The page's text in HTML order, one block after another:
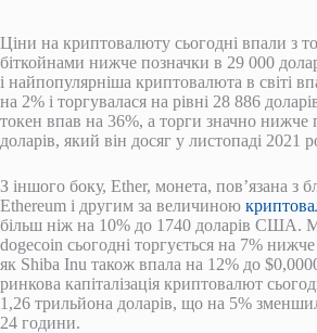
Ціни на криптовалюту сьогодні впали з
біткойнами нижче позначки в 29 000
і найпопулярніша криптовалюта в світі
на 2% і торгувалася на рівні 28 886
токен впав на 36%, а торги значно нижче
доларів, який він досяг у листопаді 2021
З іншого боку, Ether, монета, пов’язана з
Ethereum і другим за величиною
більш ніж на 10% до 1740 доларів США.
dogecoin сьогодні торгується на 7%
як Shiba Inu також впала на 12% до
ринкова капіталізація криптовалют
1,26 трильйона доларів, що на 5%
24 години.